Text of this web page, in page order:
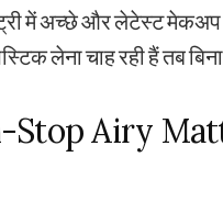
में अच्छे और लेटेस्ट मेकअप
लेना चाह रही हैं तब
Stop Airy